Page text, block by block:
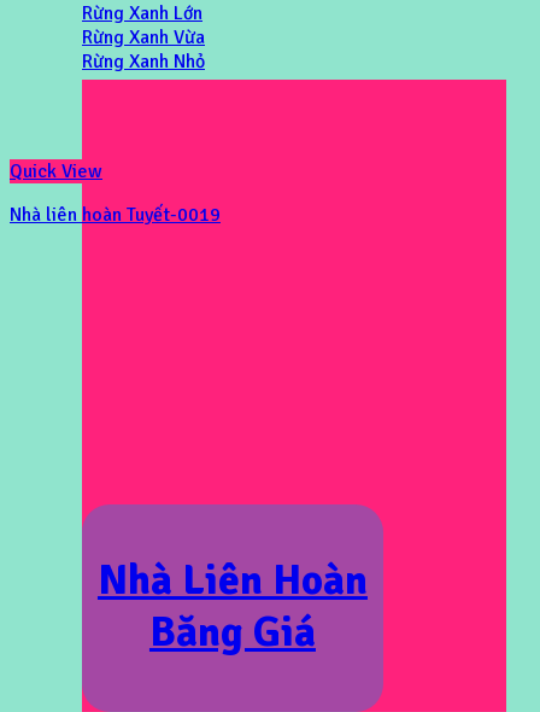
Rừng Xanh Lớn
Rừng Xanh Vừa
Rừng Xanh Nhỏ
Nhà Liên Hoàn
Băng Giá
Quick View
Nhà liên hoàn Tuyết-0019